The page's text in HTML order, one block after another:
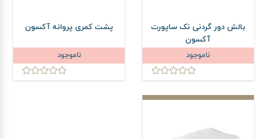
بالش دور گردنی نک ساپورت
آکسون
ناموجود
پشت کمری پروانه آکسون
ناموجود